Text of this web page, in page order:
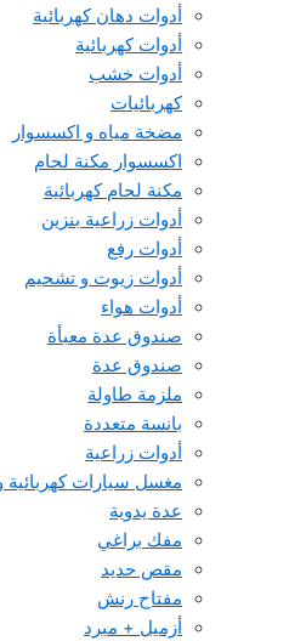
أدوات دهان كهربائية
أدوات كهربائية
أدوات خشب
كهربائيات
مضخة مياه و اكسسوار
اكسسوار مكنة لحام
مكنة لحام كهربائية
أدوات زراعية بنزين
أدوات رفع
أدوات زيوت و تشحيم
أدوات هواء
صندوق عدة معبأة
صندوق عدة
ملزمة طاولة
بانسة متعددة
أدوات زراعية
مغسل سيارات كهربائية
عدة يدوية
مفك براغي
مقص حديد
مفتاح رنش
أزميل + مبرد